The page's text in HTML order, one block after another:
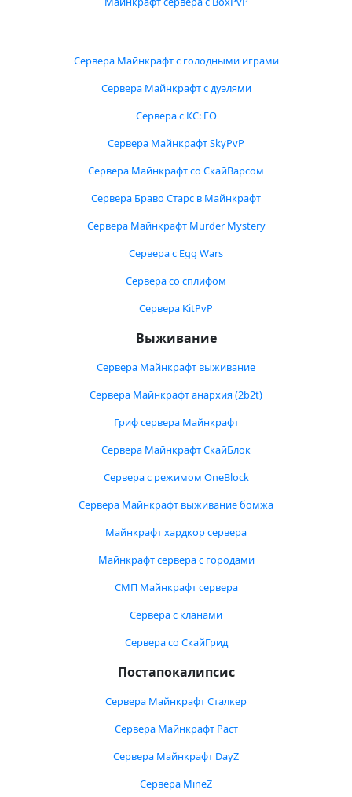
Сервера Майнкрафт с голодными играми
Сервера Майнкрафт с дуэлями
Сервера с КС: ГО
Сервера Майнкрафт SkyPvP
Сервера Майнкрафт со СкайВарсом
Сервера Браво Старс в Майнкрафт
Сервера Майнкрафт Murder Mystery
Сервера с Egg Wars
Сервера со сплифом
Сервера KitPvP
Выживание
Сервера Майнкрафт выживание
Сервера Майнкрафт анархия (2b2t)
Гриф сервера Майнкрафт
Сервера Майнкрафт СкайБлок
Сервера с режимом OneBlock
Сервера Майнкрафт выживание бомжа
Майнкрафт хардкор сервера
Майнкрафт сервера с городами
СМП Майнкрафт сервера
Сервера с кланами
Сервера со СкайГрид
Постапокалипсис
Сервера Майнкрафт Сталкер
Сервера Майнкрафт Раст
Сервера Майнкрафт DayZ
Сервера MineZ